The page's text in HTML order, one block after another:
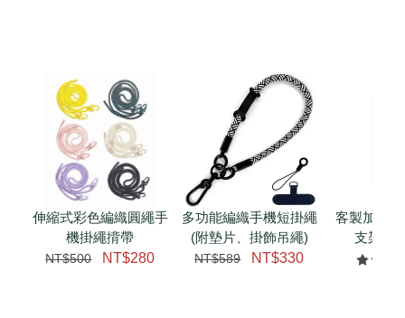
加入購物車
瀏覽更多
伸縮式彩色編織圓繩手
機掛繩揹帶
NT$500 NT$280
多功能編織手機短掛繩
(附墊片、掛飾吊繩)
NT$589 NT$330
客製加購
支架 腕